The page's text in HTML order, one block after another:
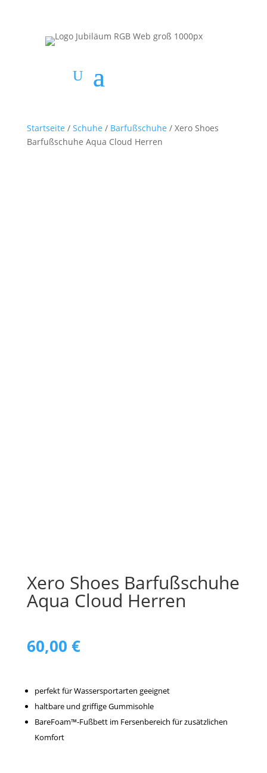
Startseite / Schuhe / Barfußschuhe / Xero Shoes
Barfußschuhe Aqua Cloud Herren
Xero Shoes Barfußschuhe
Aqua Cloud Herren
60,00 €
perfekt für Wassersportarten geeignet
haltbare und griffige Gummisohle
BareFoam™-Fußbett im Fersenbereich für zusätzlichen
Komfort